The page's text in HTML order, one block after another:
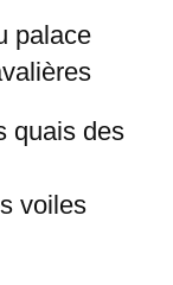
palace
quais des
voiles